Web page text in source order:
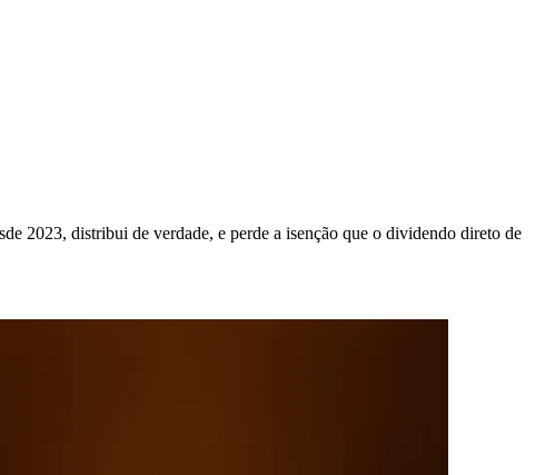
2023, distribui de verdade, e perde a isenção que o dividendo direto de